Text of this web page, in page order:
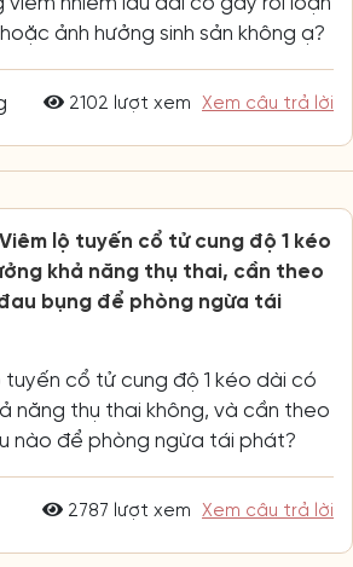
ảnh hưởng sinh sản không ạ?
2102 lượt xem Xem câu trả lời
lộ tuyến cổ tử cung độ 1 kéo
khả năng thụ thai, cần theo
bụng để phòng ngừa tái
tuyến cổ tử cung độ 1 kéo dài có
năng thụ thai không, và cần theo
nào để phòng ngừa tái phát?
2787 lượt xem Xem câu trả lời